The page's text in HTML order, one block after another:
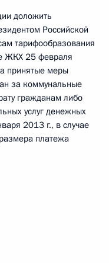
доложить
Российской
тарифообразования
ЖКХ 25 февраля
принятые меры
за коммунальные
гражданам либо
услуг денежных
2013 г., в случае
платежа